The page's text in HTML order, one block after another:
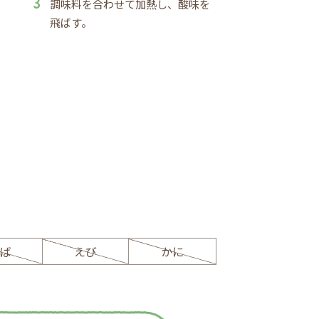
調味料を合わせて加熱し、酸味を
飛ばす。
えび かに